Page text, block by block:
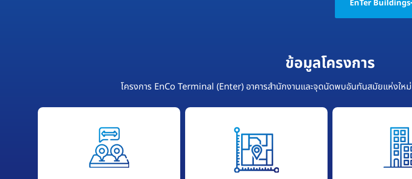
EnTer Buildings
ข้อมูลโครงการ
โครงการ EnCo Terminal (Enter) อาคารสำนักงานและจุดนัดพบอันทันสมัยแห่งใ